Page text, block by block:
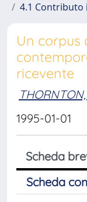
4.1 Contributo
Un corpus
ricevente
1995-01-01
Scheda
Scheda